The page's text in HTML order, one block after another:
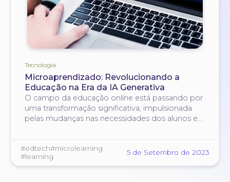
Tecnologia
Microaprendizado: Revolucionando a
Educação na Era da IA Generativa
O campo da educação online está passando por
uma transformação significativa, impulsionada
pelas mudanças nas necessidades dos alunos e
#edtech#microlearning
#learning
5 de Setembro de 2023